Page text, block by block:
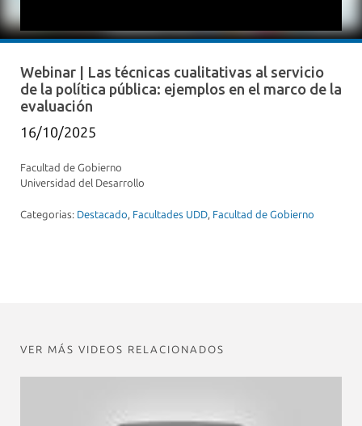
Webinar | Las técnicas cualitativas al servicio
de la política pública: ejemplos en el marco de la
evaluación
16/10/2025
Facultad de Gobierno
Universidad del Desarrollo
Categorias: Destacado, Facultades UDD, Facultad de Gobierno
VER MÁS VIDEOS RELACIONADOS